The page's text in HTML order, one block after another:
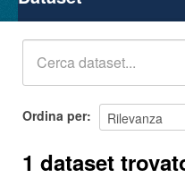
Gruppi
Ordina per
1 dataset